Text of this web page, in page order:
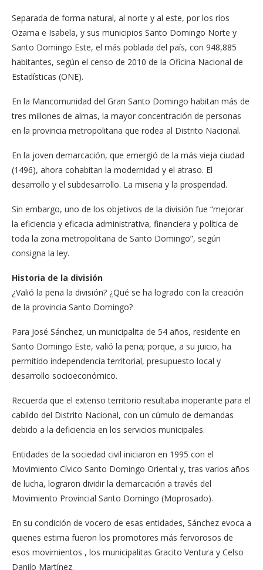
Separada de forma natural, al norte y al este, por los ríos
Ozama e Isabela, y sus municipios Santo Domingo Norte y
Santo Domingo Este, el más poblada del país, con 948,885
habitantes, según el censo de 2010 de la Oficina Nacional de
Estadísticas (ONE).
En la Mancomunidad del Gran Santo Domingo habitan más de
tres millones de almas, la mayor concentración de personas
en la provincia metropolitana que rodea al Distrito Nacional.
En la joven demarcación, que emergió de la más vieja ciudad
(1496), ahora cohabitan la modernidad y el atraso. El
desarrollo y el subdesarrollo. La miseria y la prosperidad.
Sin embargo, uno de los objetivos de la división fue “mejorar
la eficiencia y eficacia administrativa, financiera y política de
toda la zona metropolitana de Santo Domingo”, según
consigna la ley.
Historia de la división
¿Valió la pena la división? ¿Qué se ha logrado con la creación
de la provincia Santo Domingo?
Para José Sánchez, un municipalita de 54 años, residente en
Santo Domingo Este, valió la pena; porque, a su juicio, ha
permitido independencia territorial, presupuesto local y
desarrollo socioeconómico.
Recuerda que el extenso territorio resultaba inoperante para el
cabildo del Distrito Nacional, con un cúmulo de demandas
debido a la deficiencia en los servicios municipales.
Entidades de la sociedad civil iniciaron en 1995 con el
Movimiento Cívico Santo Domingo Oriental y, tras varios años
de lucha, lograron dividir la demarcación a través del
Movimiento Provincial Santo Domingo (Moprosado).
En su condición de vocero de esas entidades, Sánchez evoca a
quienes estima fueron los promotores más fervorosos de
esos movimientos , los municipalitas Gracito Ventura y Celso
Danilo Martínez.